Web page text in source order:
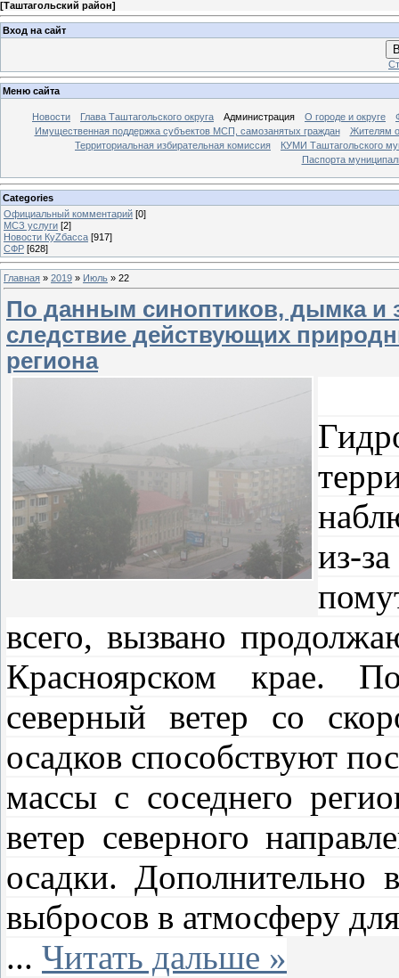
[Таштагольский район]
Вход на сайт
Меню сайта
Новости Глава Таштагольского округа Администрация О городе и округе
Имущественная поддержка субъектов МСП, самозанятых граждан
Жителям
Территориальная избирательная комиссия
КУМИ Таштагольского
Паспорта
Categories
Официальный комментарий [0]
МСЗ услуги [2]
Новости КуZбасса [917]
СФР [628]
Главная » 2019 » Июль » 22
По данным синоптиков, дымка и
следствие действующих
региона
из-
всего, вызвано
Красноярском крае.
северный ветер со
осадков способствуют
массы с соседнего
ветер северного
осадки. Дополнительно
выбросов в атмосферу
... Читать дальше »